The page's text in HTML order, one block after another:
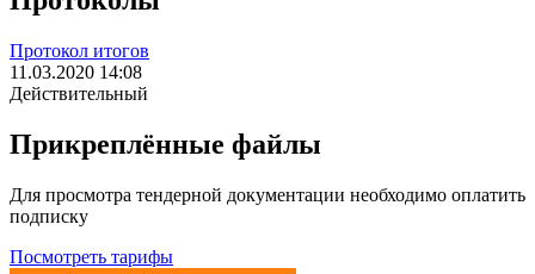
Протокол итогов
11.03.2020 14:08
Действительный
Прикреплённые файлы
Для просмотра тендерной документации необходимо оплатить
подписку
Посмотреть тарифы